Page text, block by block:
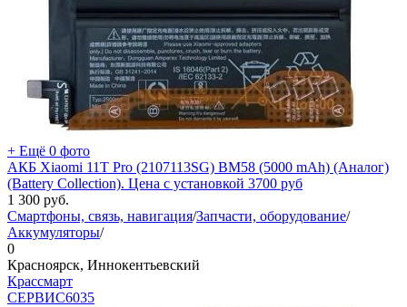
+ Ещё 0 фото
АКБ Xiaomi 11T Pro (2107113SG) BM58 (5000 mAh) (Аналог)
(Battery Collection). Цена с установкой 3700 руб
1 300 руб.
Смартфоны, связь, навигация/Запчасти, оборудование/
Аккумуляторы/
0
Красноярск, Иннокентьевский
Крассмарт
СЕРВИС6035